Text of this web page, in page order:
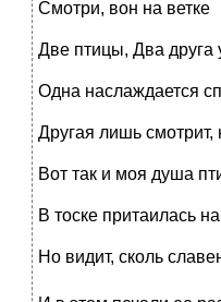
Смотри, вон на ветке
Две птицы, Два друга
Одна наслаждается
Другая лишь смотрит,
Вот так и моя душа
В тоске притаилась
Но видит, сколь